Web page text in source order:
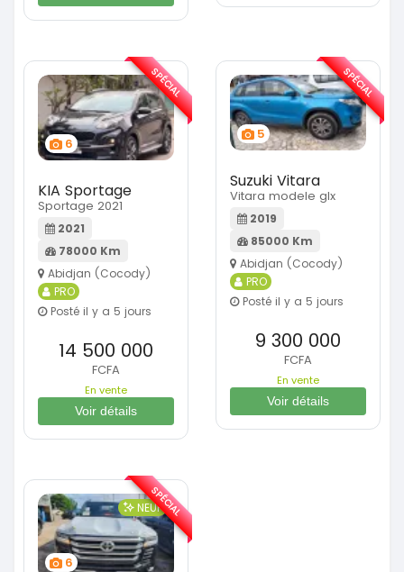
6
KIA Sportage
Sportage 2021
2021
78000 Km
Abidjan (Cocody)
PRO
Posté il y a 5 jours
14 500 000
FCFA
En vente
Voir détails
SPÉCIAL
5
Suzuki Vitara
Vitara modele glx
2019
85000 Km
Abidjan (Cocody)
PRO
Posté il y a 5 jours
9 300 000
FCFA
En vente
Voir détails
SPÉCIAL
6
NEUFSPÉCIAL